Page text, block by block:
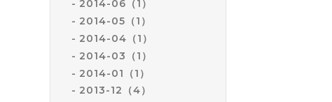
2014-06（1）
2014-05（1）
2014-04（1）
2014-03（1）
2014-01（1）
2013-12（4）